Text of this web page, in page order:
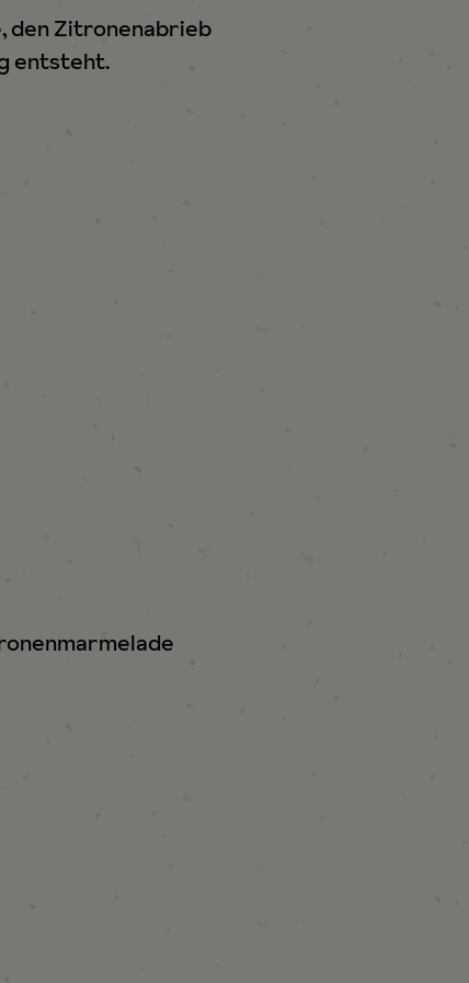
den Zitronenabrieb
entsteht.